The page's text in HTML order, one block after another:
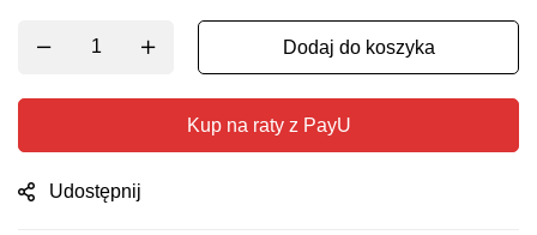
Dodaj do koszyka
Kup na raty z PayU
Udostępnij